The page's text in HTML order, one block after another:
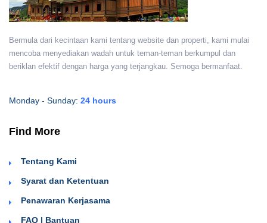
Bermula dari kecintaan kami tentang website dan properti, kami mulai
mencoba menyediakan wadah untuk teman-teman berkumpul dan
beriklan efektif dengan harga yang terjangkau. Semoga bermanfaat.
Monday - Sunday: 24 hours
Find More
Tentang Kami
Syarat dan Ketentuan
Penawaran Kerjasama
FAQ | Bantuan